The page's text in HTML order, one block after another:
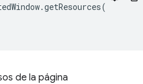
.getResources(
de la página